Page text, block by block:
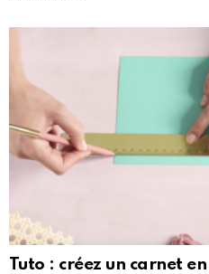
Tuto : créez un carnet